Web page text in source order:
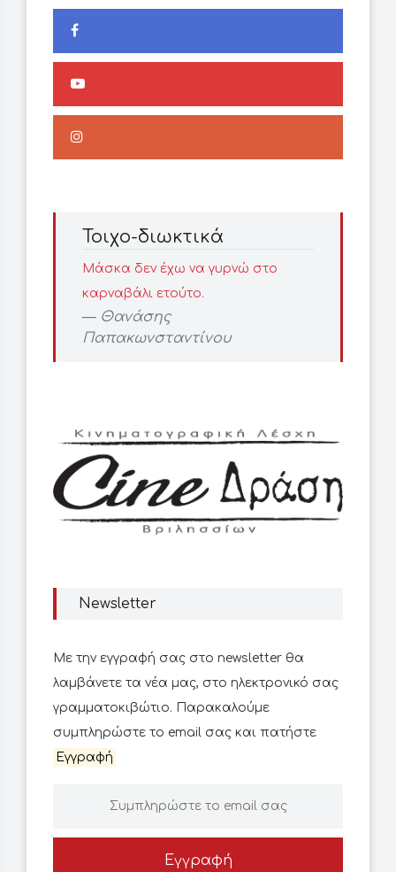
Τοιχο-διωκτικά
Μάσκα δεν έχω να γυρνώ στο
καρναβάλι ετούτο.
Θανάσης
Παπακωνσταντίνου
Newsletter
Με την εγγραφή σας στο newsletter θα
λαμβάνετε τα νέα μας, στο ηλεκτρονικό σας
γραμματοκιβώτιο. Παρακαλούμε
συμπληρώστε το email σας και πατήστε
Εγγραφή
Εγγραφή